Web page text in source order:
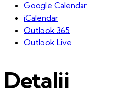
Google Calendar
iCalendar
Outlook 365
Outlook Live
Detalii